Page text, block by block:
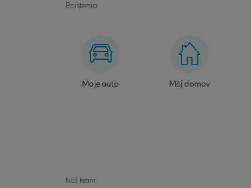
Poistenia
Moje auto Môj domov
Náš team